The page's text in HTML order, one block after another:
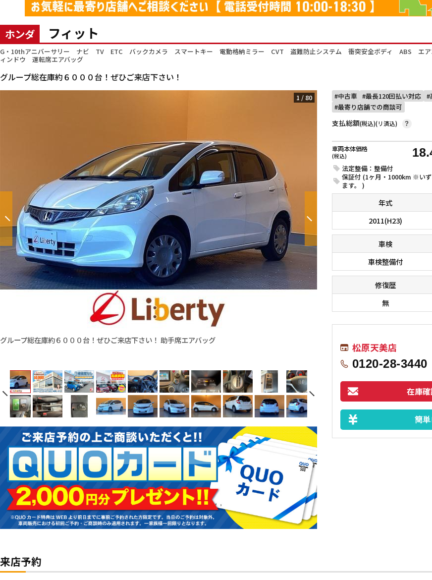
ホンダ フィット
G・10thアニバーサリー ナビ TV ETC バックカメラ スマートキー 電動格納ミラー CVT 盗難防止システム 衝突安全ボディ ABS エア
ィンドウ 運転席エアバッグ
グループ総在庫約６０００台！ぜひご来店下さい！
グループ総在庫約６０００台！ぜひご来店下さい！ 助手席エアバッグ
す！！ 在庫に無いお車もお探
1 / 80 中古車 最長120回払い対応
最寄り店舗での商談可
支払総額(税込)(リ済込) ?
車両本体価格
(税込)
法定整備：整備付
保証付 (1ヶ月・1000km ※い
ます。 )
年式
2011(H23)
車検
車検整備付
修復歴
無
松原天美店
0120-28-3440
在庫
簡
来店予約